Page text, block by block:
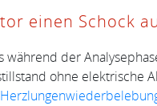
einen Schock
während der
ohne elektrische